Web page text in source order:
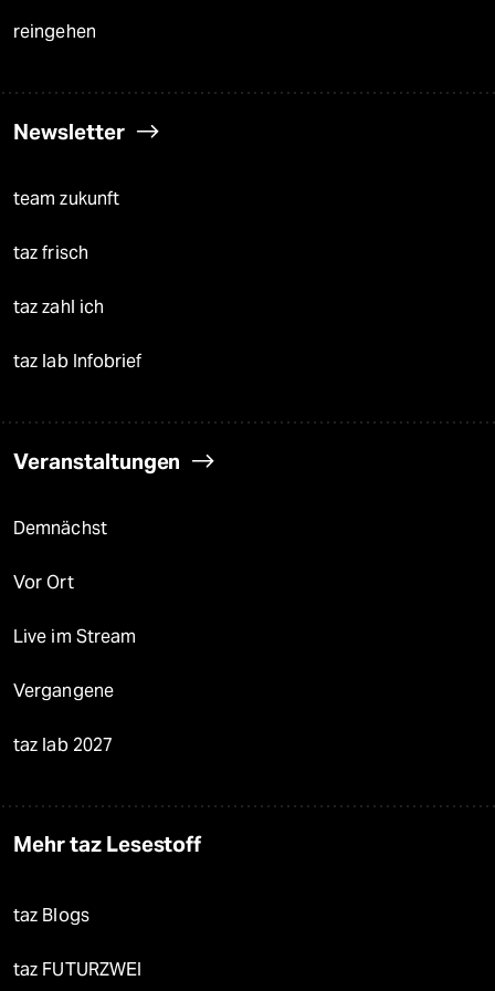
reingehen
Newsletter
team zukunft
taz frisch
taz zahl ich
taz lab Infobrief
Veranstaltungen
Demnächst
Vor Ort
Live im Stream
Vergangene
taz lab 2027
Mehr taz Lesestoff
taz Blogs
taz FUTURZWEI